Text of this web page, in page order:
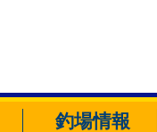
釣場情報